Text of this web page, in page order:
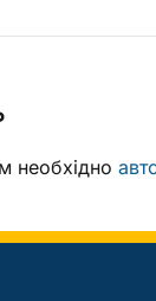
необхідно